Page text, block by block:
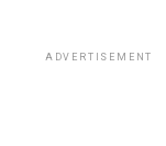
ADVERTISEMENT